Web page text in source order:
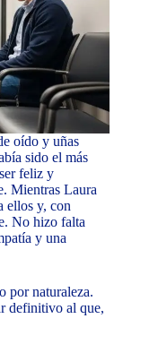
oído y uñas
sido el más
feliz y
Mientras Laura
ellos y, con
No hizo falta
y una
por naturaleza.
definitivo al que,